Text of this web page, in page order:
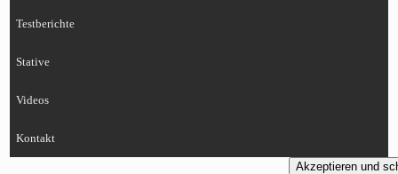
Testberichte
Stative
Videos
Kontakt